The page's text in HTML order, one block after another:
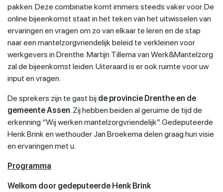
pakken. Deze combinatie komt immers steeds vaker voor. De
online bijeenkomst staat in het teken van het uitwisselen van
ervaringen en vragen om zo van elkaar te leren en de stap
naar een mantelzorgvriendelijk beleid te verkleinen voor
werkgevers in Drenthe. Martijn Tillema van Werk&Mantelzorg
zal de bijeenkomst leiden. Uiteraard is er ook ruimte voor uw
input en vragen.
De sprekers zijn te gast bij de provincie Drenthe en de
gemeente Assen. Zij hebben beiden al geruime de tijd de
erkenning “Wij werken mantelzorgvriendelijk”. Gedeputeerde
Henk Brink en wethouder Jan Broekema delen graag hun visie
en ervaringen met u.
Programma
Welkom door gedeputeerde Henk Brink